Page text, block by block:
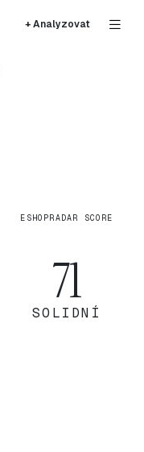
+ Analyzovat
ESHOPRADAR SCORE
71
SOLIDNÍ